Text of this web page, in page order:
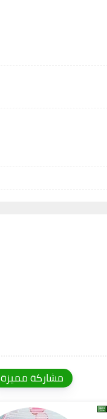
مشاركة مميزة